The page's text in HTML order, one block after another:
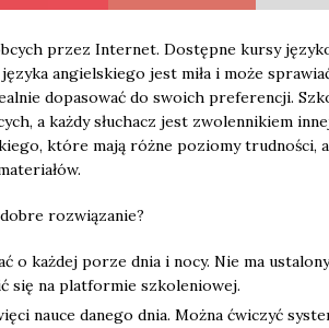
przez Internet. Dostępne kursy
angielskiego jest miła i może
dopasować do swoich preferencji.
a każdy słuchacz jest zwolennikiem
które mają różne poziomy trudności,
rozwiązanie?
o każdej porze dnia i nocy. Nie ma
się na platformie szkoleniowej.
nauce danego dnia. Można ćwiczyć